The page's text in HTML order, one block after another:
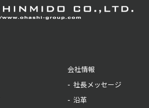
会社情報
社長メッセージ
沿革